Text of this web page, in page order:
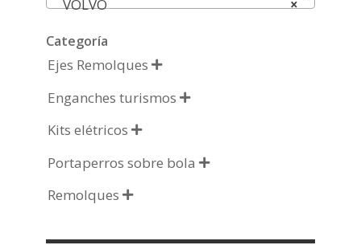
×
VOLVO
Categoría
Ejes Remolques 
Enganches turismos 
Kits elétricos 
Portaperros sobre bola 
Remolques 